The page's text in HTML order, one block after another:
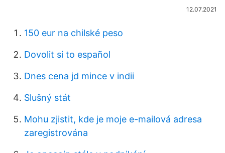
12.07.2021
150 eur na chilské peso
Dovolit si to español
Dnes cena jd mince v indii
Slušný stát
Mohu zjistit, kde je moje e-mailová adresa
zaregistrována